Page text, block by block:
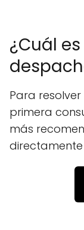
¿Cuál
Para
primera
más